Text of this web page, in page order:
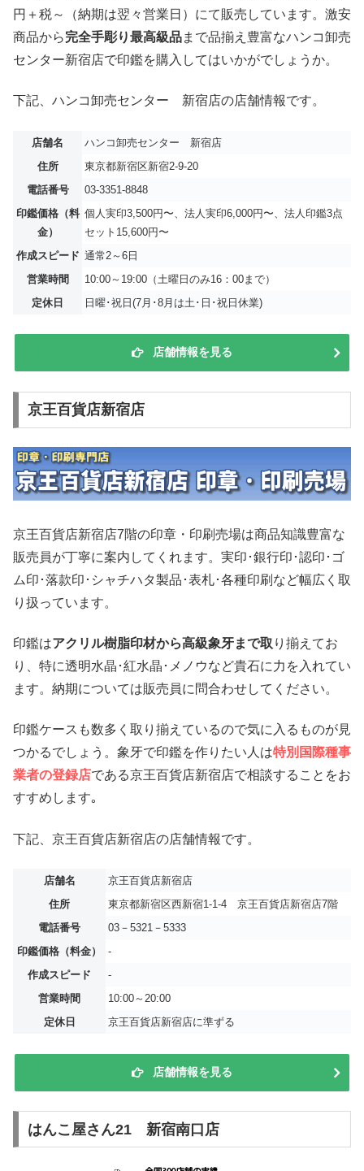
円＋税～（納期は翌々営業日）にて販売しています。激安
商品から完全手彫り最高級品まで品揃え豊富なハンコ卸売
センター新宿店で印鑑を購入してはいかがでしょうか。
下記、ハンコ卸売センター 新宿店の店舗情報です。
店舗名
ハンコ卸売センター 新宿店
住所
東京都新宿区新宿2-9-20
電話番号
03-3351-8848
印鑑価格（料
金）
個人実印3,500円〜、法人実印6,000円〜、法人印鑑3点
セット15,600円〜
作成スピード 通常2～6日
営業時間
10:00～19:00（土曜日のみ16：00まで）
定休日
日曜･祝日(7月･8月は土･日･祝日休業)
店舗情報を見る
京王百貨店新宿店
京王百貨店新宿店7階の印章・印刷売場は商品知識豊富な
販売員が丁寧に案内してくれます。実印･銀行印･認印･ゴ
ム印･落款印･シャチハタ製品･表札･各種印刷など幅広く取
り扱っています。
印鑑はアクリル樹脂印材から高級象牙まで取 り揃えてお
り、特に透明水晶･紅水晶･メノウなど貴石に力を入れてい
ます。納期については販売員に問合わせしてください。
印鑑ケースも数多く取り揃えているので気に入るものが見
つかるでしょう。象牙で印鑑を作りたい人は特別国際種事
業者の登録店である京王百貨店新宿店で相談することをお
すすめします｡
下記、京王百貨店新宿店の店舗情報です。
店舗名
京王百貨店新宿店
住所
東京都新宿区西新宿1-1-4 京王百貨店新宿店7階
電話番号
03－5321－5333
印鑑価格（料金）
‐
作成スピード
‐
営業時間
10:00～20:00
定休日
京王百貨店新宿店に準ずる
店舗情報を見る
はんこ屋さん21 新宿南口店